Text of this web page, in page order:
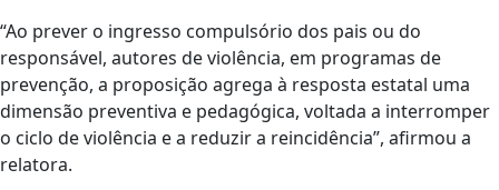
“Ao prever o ingresso compulsório dos pais ou do
responsável, autores de violência, em programas de
prevenção, a proposição agrega à resposta estatal uma
dimensão preventiva e pedagógica, voltada a interromper
o ciclo de violência e a reduzir a reincidência”, afirmou a
relatora.